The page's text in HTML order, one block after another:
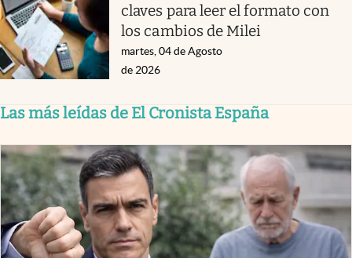
claves para leer el formato con
los cambios de Milei
martes, 04 de Agosto
de 2026
Las más leídas de El Cronista España